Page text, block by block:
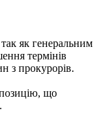
як генеральним
термінів
з прокурорів.
що